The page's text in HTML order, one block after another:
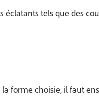
tels que
forme choisie, il faut